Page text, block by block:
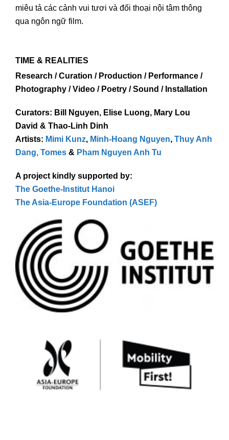
miêu tả các cảnh vui tươi và đối thoại nội tâm thông
qua ngôn ngữ film.
TIME & REALITIES
Research / Curation / Production / Performance /
Photography / Video / Poetry / Sound / Installation
Curators: Bill Nguyen, Elise Luong, Mary Lou
David & Thao-Linh Dinh
Artists: Mimi Kunz, Minh-Hoang Nguyen, Thuy Anh
Dang, Tomes & Pham Nguyen Anh Tu
A project kindly supported by:
The Goethe-Institut Hanoi
The Asia-Europe Foundation (ASEF)